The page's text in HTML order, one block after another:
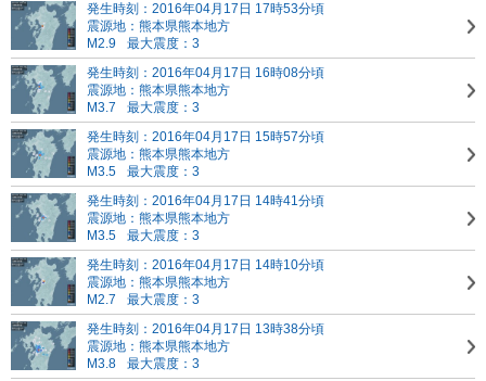
発生時刻：2016年04月17日 17時53分頃
震源地：熊本県熊本地方
M2.9
最大震度：3
発生時刻：2016年04月17日 16時08分頃
震源地：熊本県熊本地方
M3.7
最大震度：3
発生時刻：2016年04月17日 15時57分頃
震源地：熊本県熊本地方
M3.5
最大震度：3
発生時刻：2016年04月17日 14時41分頃
震源地：熊本県熊本地方
M3.5
最大震度：3
発生時刻：2016年04月17日 14時10分頃
震源地：熊本県熊本地方
M2.7
最大震度：3
発生時刻：2016年04月17日 13時38分頃
震源地：熊本県熊本地方
M3.8
最大震度：3